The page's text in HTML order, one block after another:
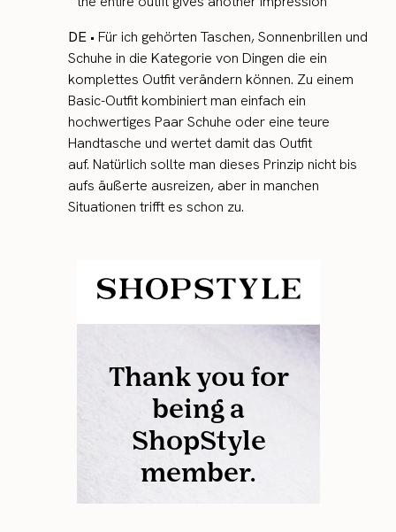
DE • Für ich gehörten Taschen, Sonnenbrillen und
Schuhe in die Kategorie von Dingen die ein
komplettes Outfit verändern können. Zu einem
Basic-Outfit kombiniert man einfach ein
hochwertiges Paar Schuhe oder eine teure
Handtasche und wertet damit das Outfit
auf. Natürlich sollte man dieses Prinzip nicht bis
aufs äußerte ausreizen, aber in manchen
Situationen trifft es schon zu.